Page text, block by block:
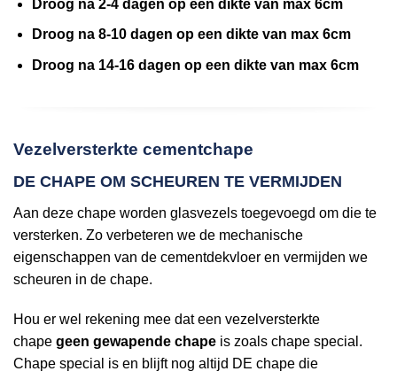
Droog na 2-4 dagen op een dikte van max 6cm
Droog na 8-10 dagen op een dikte van max 6cm
Droog na 14-16 dagen op een dikte van max 6cm
Vezelversterkte cementchape
DE CHAPE OM SCHEUREN TE VERMIJDEN
Aan deze chape worden glasvezels toegevoegd om die te
versterken. Zo verbeteren we de mechanische
eigenschappen van de cementdekvloer en vermijden we
scheuren in de chape.
Hou er wel rekening mee dat een vezelversterkte
chape geen gewapende chape is zoals chape special.
Chape special is en blijft nog altijd DE chape die